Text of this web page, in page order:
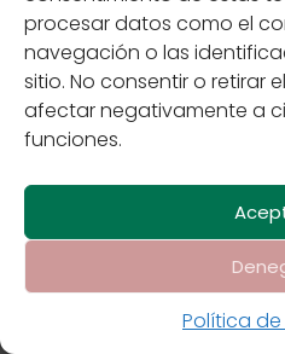
procesar datos como el
navegación o las
sitio. No consentir o retirar
afectar negativamente a
funciones.
Política
Contáctenos Política de
Sabores de